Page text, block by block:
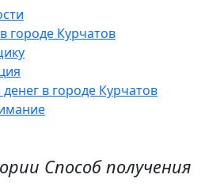
городе Курчатов
в городе Курчатов
Способ получения